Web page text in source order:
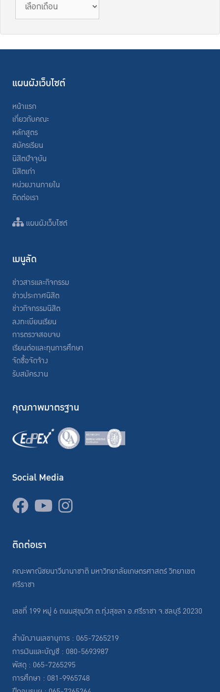
ข่าวสาร
แผนผังเว็บไซต์
หน้าแรก
เกี่ยวกับคณะ
หลักสูตร
สมัครเรียน
นิสิตปัจจุบัน
นิสิตเก่า
หน่วยงานภายใน
ติดต่อเรา
แผนผังเว็บไซต์
เมนูลัด
ข่าวสารและกิจกรรม
ข่าวประกาศนิสิต
ข่าวกิจกรรมนิสิต
ลงทะเบียนเรียน
การตรวจสอบจบ
เรียนต่อและทุนการศึกษา
จัดซื้อจัดจ้าง
รับสมัครงาน
คุณภาพมาตรฐาน
Social Media
ติดต่อเรา
คณะพาณิชยนาวีนานาชาติ มหาวิทยาลัยเกษตรศาสตร์ วิทยาเขต
ศรีราชา
เลขที่ 199 หมู่ 6 ถนนสุขุมวิท ต.ทุ่งสุขลา อ.ศรีราชา จ.ชลบุรี 20230
สำนักงานเลขานุการ : 065-7265219
การเงินและบัญชี : 080-5693987
พัสดุ : 065-7265295
การศึกษา : 081-9965748